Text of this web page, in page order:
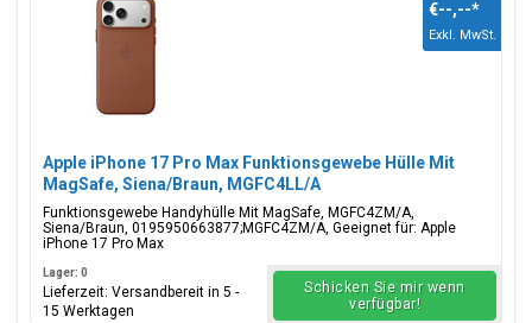
Apple iPhone 17 Pro Max Funktionsgewebe Hülle Mit
MagSafe, Siena/Braun, MGFC4LL/A
Funktionsgewebe Handyhülle Mit MagSafe, MGFC4ZM/A,
Siena/Braun, 0195950663877;MGFC4ZM/A, Geeignet für: Apple
iPhone 17 Pro Max
€--,--*
Exkl. MwSt.
Lager: 0
Lieferzeit: Versandbereit in 5 -
15 Werktagen
Schicken Sie mir wenn
verfügbar!